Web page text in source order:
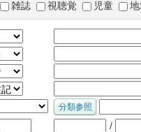
雑誌 視聴覚 児童
/